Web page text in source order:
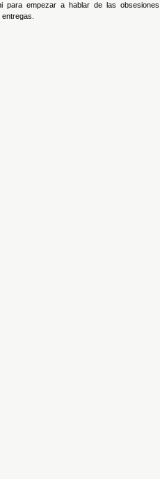
empezar a hablar de las obsesiones